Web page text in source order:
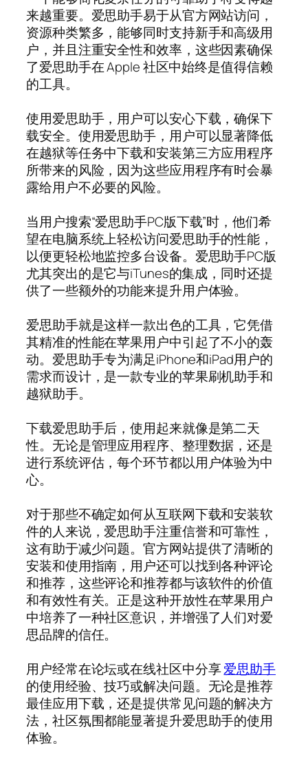
来越重要。爱思助手易于从官方网站访问，
资源种类繁多，能够同时支持新手和高级用
户，并且注重安全性和效率，这些因素确保
了爱思助手在 Apple 社区中始终是值得信赖
的工具。
使用爱思助手，用户可以安心下载，确保下
载安全。使用爱思助手，用户可以显著降低
在越狱等任务中下载和安装第三方应用程序
所带来的风险，因为这些应用程序有时会暴
露给用户不必要的风险。
当用户搜索“爱思助手PC版下载”时，他们希
望在电脑系统上轻松访问爱思助手的性能，
以便更轻松地监控多台设备。爱思助手PC版
尤其突出的是它与iTunes的集成，同时还提
供了一些额外的功能来提升用户体验。
爱思助手就是这样一款出色的工具，它凭借
其精准的性能在苹果用户中引起了不小的轰
动。爱思助手专为满足iPhone和iPad用户的
需求而设计，是一款专业的苹果刷机助手和
越狱助手。
下载爱思助手后，使用起来就像是第二天
性。无论是管理应用程序、整理数据，还是
进行系统评估，每个环节都以用户体验为中
心。
对于那些不确定如何从互联网下载和安装软
件的人来说，爱思助手注重信誉和可靠性，
这有助于减少问题。官方网站提供了清晰的
安装和使用指南，用户还可以找到各种评论
和推荐，这些评论和推荐都与该软件的价值
和有效性有关。正是这种开放性在苹果用户
中培养了一种社区意识，并增强了人们对爱
思品牌的信任。
用户经常在论坛或在线社区中分享爱思助手
的使用经验、技巧或解决问题。无论是推荐
最佳应用下载，还是提供常见问题的解决方
法，社区氛围都能显著提升爱思助手的使用
体验。